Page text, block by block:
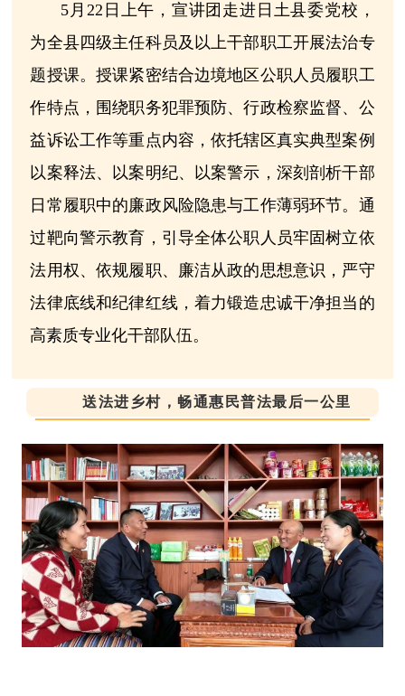
5月22日上午，宣讲团走进日土县委党校，
为全县四级主任科员及以上干部职工开展法治专
题授课。授课紧密结合边境地区公职人员履职工
作特点，围绕职务犯罪预防、行政检察监督、公
益诉讼工作等重点内容，依托辖区真实典型案例
以案释法、以案明纪、以案警示，深刻剖析干部
日常履职中的廉政风险隐患与工作薄弱环节。通
过靶向警示教育，引导全体公职人员牢固树立依
法用权、依规履职、廉洁从政的思想意识，严守
法律底线和纪律红线，着力锻造忠诚干净担当的
高素质专业化干部队伍。
送法进乡村，畅通惠民普法最后一公里